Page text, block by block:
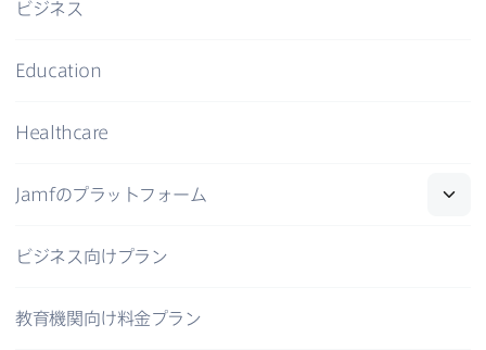
ビジネス
Education
Healthcare
Jamfの​プラットフォーム
ビジネス向けプラン
教育機関向け料金プラン